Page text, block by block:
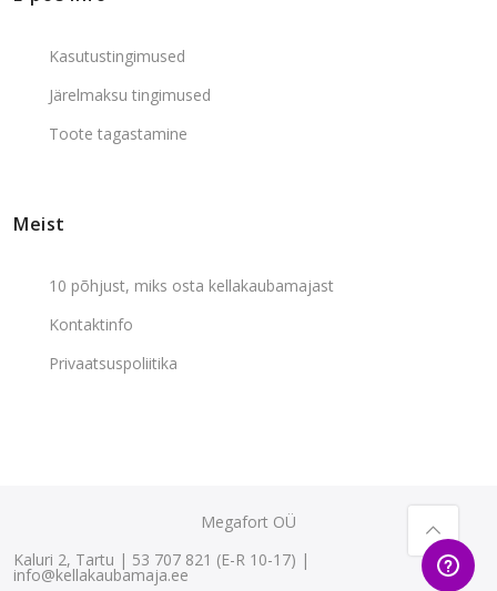
Kasutustingimused
Järelmaksu tingimused
Toote tagastamine
Meist
10 põhjust, miks osta kellakaubamajast
Kontaktinfo
Privaatsuspoliitika
Megafort OÜ
Kaluri 2, Tartu | 53 707 821 (E-R 10-17) |
info@kellakaubamaja.ee